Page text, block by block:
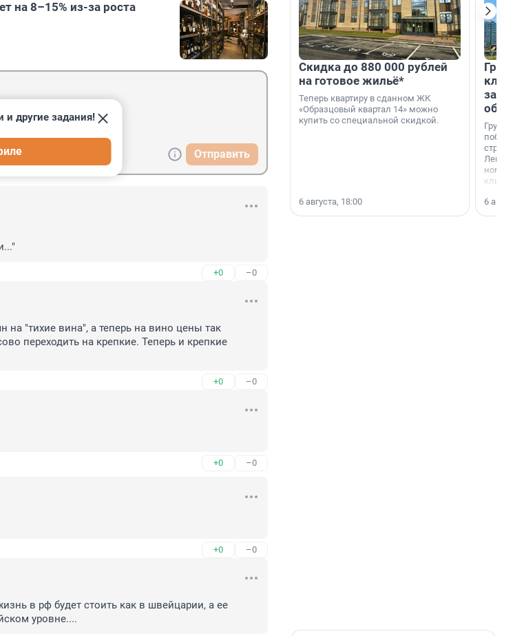
на 8–15% из-за роста
Отправить
и другие задания!
+0 –0
на "тихие вина", а теперь на вино цены так
переходить на крепкие. Теперь и крепкие
+0 –0
+0 –0
+0 –0
в рф будет стоить как в швейцарии, а ее
уровне....
Скидка до 880 000 рублей
на готовое жильё*
Теперь квартиру в сданном ЖК
«Образцовый квартал 14» можно
купить со специальной скидкой.
6 августа, 18:00
Группа
области».
6